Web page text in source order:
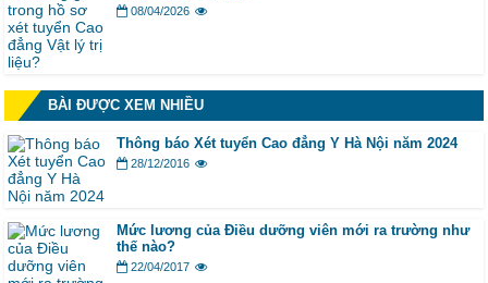
08/04/2026
BÀI ĐƯỢC XEM NHIỀU
Thông báo Xét tuyển Cao đẳng Y Hà Nội năm 2024
28/12/2016
Mức lương của Điều dưỡng viên mới ra trường như
thế nào?
22/04/2017